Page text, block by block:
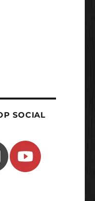
SOCIAL